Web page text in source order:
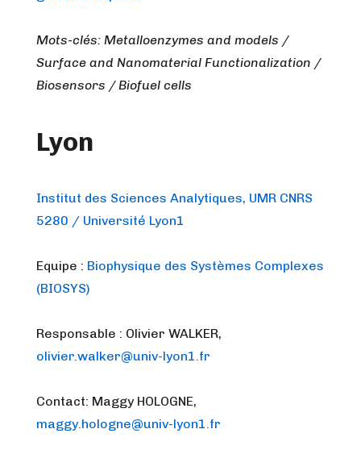
Mots-clés: Metalloenzymes and models /
Surface and Nanomaterial Functionalization /
Biosensors / Biofuel cells
Lyon
Institut des Sciences Analytiques, UMR CNRS
5280 / Université Lyon1
Equipe : Biophysique des Systèmes Complexes
(BIOSYS)
Responsable : Olivier WALKER,
olivier.walker@univ-lyon1.fr
Contact: Maggy HOLOGNE,
maggy.hologne@univ-lyon1.fr